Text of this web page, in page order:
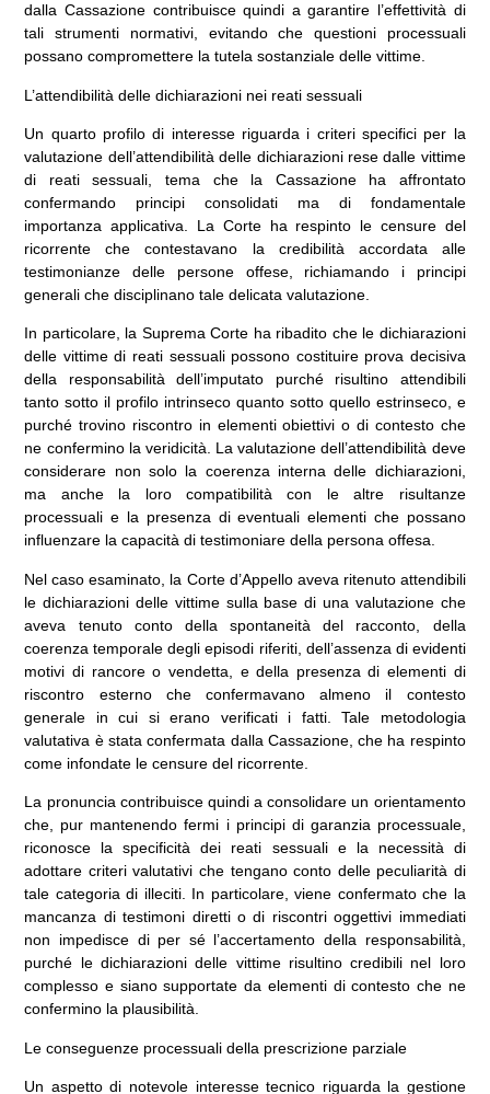
dalla Cassazione contribuisce quindi a garantire l’effettività di
tali strumenti normativi, evitando che questioni processuali
possano compromettere la tutela sostanziale delle vittime.
L’attendibilità delle dichiarazioni nei reati sessuali
Un quarto profilo di interesse riguarda i criteri specifici per la
valutazione dell’attendibilità delle dichiarazioni rese dalle vittime
di reati sessuali, tema che la Cassazione ha affrontato
confermando principi consolidati ma di fondamentale
importanza applicativa. La Corte ha respinto le censure del
ricorrente che contestavano la credibilità accordata alle
testimonianze delle persone offese, richiamando i principi
generali che disciplinano tale delicata valutazione.
In particolare, la Suprema Corte ha ribadito che le dichiarazioni
delle vittime di reati sessuali possono costituire prova decisiva
della responsabilità dell’imputato purché risultino attendibili
tanto sotto il profilo intrinseco quanto sotto quello estrinseco, e
purché trovino riscontro in elementi obiettivi o di contesto che
ne confermino la veridicità. La valutazione dell’attendibilità deve
considerare non solo la coerenza interna delle dichiarazioni,
ma anche la loro compatibilità con le altre risultanze
processuali e la presenza di eventuali elementi che possano
influenzare la capacità di testimoniare della persona offesa.
Nel caso esaminato, la Corte d’Appello aveva ritenuto attendibili
le dichiarazioni delle vittime sulla base di una valutazione che
aveva tenuto conto della spontaneità del racconto, della
coerenza temporale degli episodi riferiti, dell’assenza di evidenti
motivi di rancore o vendetta, e della presenza di elementi di
riscontro esterno che confermavano almeno il contesto
generale in cui si erano verificati i fatti. Tale metodologia
valutativa è stata confermata dalla Cassazione, che ha respinto
come infondate le censure del ricorrente.
La pronuncia contribuisce quindi a consolidare un orientamento
che, pur mantenendo fermi i principi di garanzia processuale,
riconosce la specificità dei reati sessuali e la necessità di
adottare criteri valutativi che tengano conto delle peculiarità di
tale categoria di illeciti. In particolare, viene confermato che la
mancanza di testimoni diretti o di riscontri oggettivi immediati
non impedisce di per sé l’accertamento della responsabilità,
purché le dichiarazioni delle vittime risultino credibili nel loro
complesso e siano supportate da elementi di contesto che ne
confermino la plausibilità.
Le conseguenze processuali della prescrizione parziale
Un aspetto di notevole interesse tecnico riguarda la gestione